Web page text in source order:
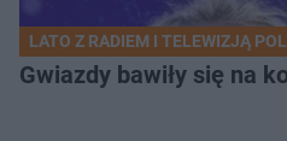
LATO Z RADIEM I TELEWIZJĄ
Gwiazdy bawiły się na